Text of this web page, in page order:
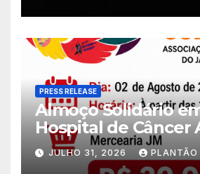
PRESS RELEASE
Almoço Solidário
Hospital de Câncer
Jorge é realizado
América
JULHO 31, 2026 PLANTÃO